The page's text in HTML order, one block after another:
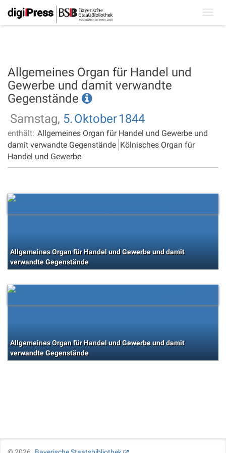
Allgemeines Organ für Handel und
Gewerbe und damit verwandte
Gegenstände
Samstag, 5.Oktober1844
enthält: Allgemeines Organ für Handel und Gewerbe und
damit verwandte Gegenstände Kölnisches Organ für
Handel und Gewerbe
Allgemeines Organ für Handel und Gewerbe und damit
verwandte Gegenstände
Allgemeines Organ für Handel und Gewerbe und damit
verwandte Gegenstände